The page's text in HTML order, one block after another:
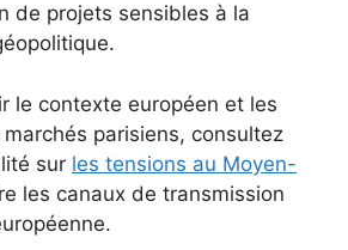
de projets sensibles à la
le contexte européen et les
parisiens, consultez
sur les tensions au Moyen-
les canaux de transmission